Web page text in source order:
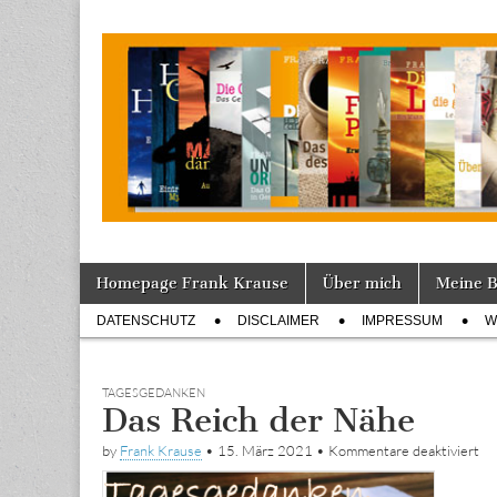
Tagebuch
Main
menu
Skip
content
Homepage Frank Krause Über mich Meine
Sub
menu
DATENSCHUTZ DISCLAIMER IMPRESSUM
TAGESGEDANKEN
Das Reich der Nähe
by Frank Krause • 15. März 2021 • Kommentare deaktiviert